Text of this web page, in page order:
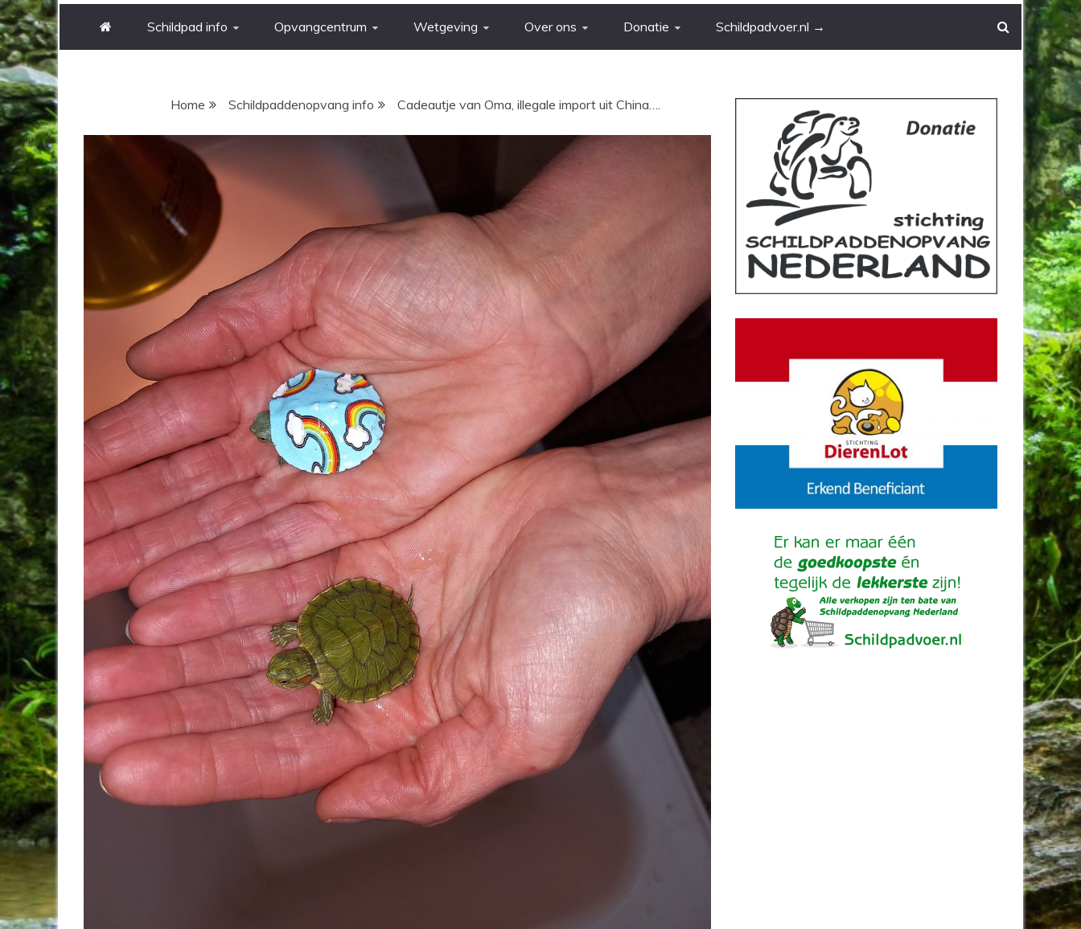
Schildpad info Opvangcentrum Wetgeving Over ons Donatie Schildpadvoer.nl →
Home Schildpaddenopvang info Cadeautje van Oma, illegale import uit China….